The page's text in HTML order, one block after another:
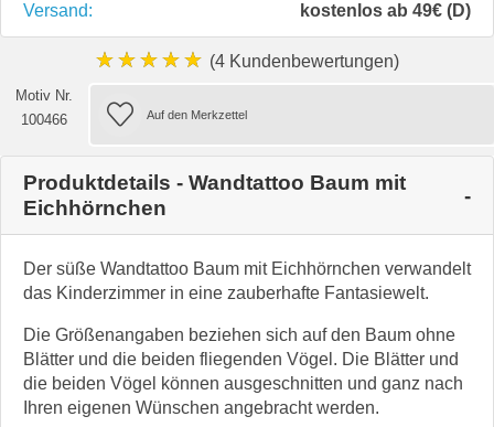
Versand:
kostenlos ab 49€ (D)
★★★★★ (4 Kundenbewertungen)
Motiv Nr.
100466
Produktdetails - Wandtattoo Baum mit
Eichhörnchen
Der süße Wandtattoo Baum mit Eichhörnchen verwandelt
das Kinderzimmer in eine zauberhafte Fantasiewelt.
Die Größenangaben beziehen sich auf den Baum ohne
Blätter und die beiden fliegenden Vögel. Die Blätter und
die beiden Vögel können ausgeschnitten und ganz nach
Ihren eigenen Wünschen angebracht werden.